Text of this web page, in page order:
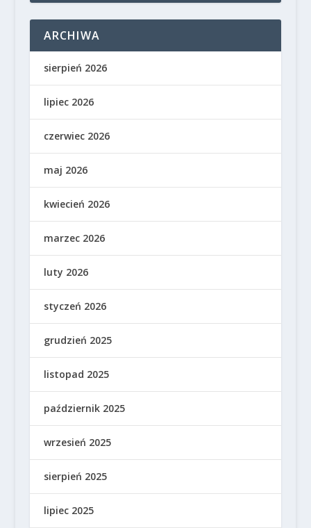
ARCHIWA
sierpień 2026
lipiec 2026
czerwiec 2026
maj 2026
kwiecień 2026
marzec 2026
luty 2026
styczeń 2026
grudzień 2025
listopad 2025
październik 2025
wrzesień 2025
sierpień 2025
lipiec 2025